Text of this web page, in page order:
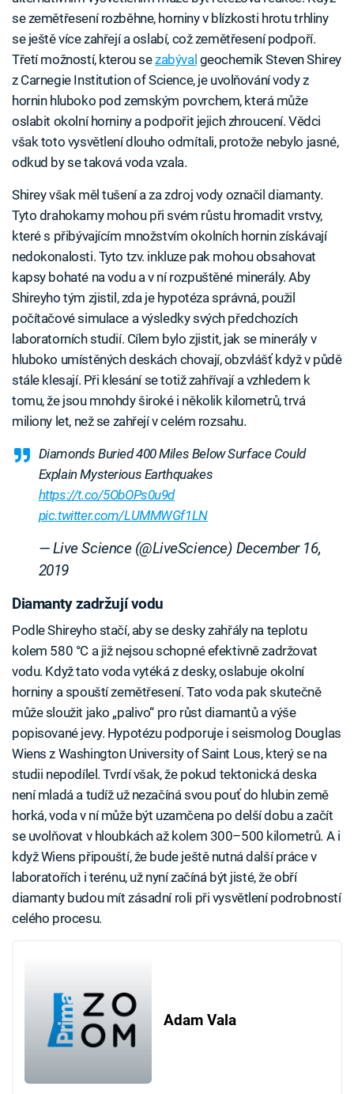
se zemětřesení rozběhne, horniny v blízkosti hrotu trhliny
se ještě více zahřejí a oslabí, což zemětřesení podpoří.
Třetí možností, kterou sezabýval geochemik Steven Shirey
z Carnegie Institution of Science, je uvolňování vody z
hornin hluboko pod zemským povrchem, která může
oslabit okolní horniny a podpořit jejich zhroucení. Vědci
však toto vysvětlení dlouho odmítali, protože nebylo jasné,
odkud by se taková voda vzala.
Shirey však měl tušení a za zdroj vody označil diamanty.
Tyto drahokamy mohou při svém růstu hromadit vrstvy,
které s přibývajícím množstvím okolních hornin získávají
nedokonalosti. Tyto tzv. inkluze pak mohou obsahovat
kapsy bohaté na vodu a v ní rozpuštěné minerály. Aby
Shireyho tým zjistil, zda je hypotéza správná, použil
počítačové simulace a výsledky svých předchozích
laboratorních studií. Cílem bylo zjistit, jak se minerály v
hluboko umístěných deskách chovají, obzvlášť když v půdě
stále klesají. Při klesání se totiž zahřívají a vzhledem k
tomu, že jsou mnohdy široké i několik kilometrů, trvá
miliony let, než se zahřejí v celém rozsahu.
Diamonds Buried 400 Miles Below Surface Could
Explain Mysterious Earthquakes
https://t.co/5ObOPs0u9d
pic.twitter.com/LUMMWGf1LN
— Live Science (@LiveScience) December 16,
2019
Diamanty zadržují vodu
Podle Shireyho stačí, aby se desky zahřály na teplotu
kolem 580 °C a již nejsou schopné efektivně zadržovat
vodu. Když tato voda vytéká z desky, oslabuje okolní
horniny a spouští zemětřesení. Tato voda pak skutečně
může sloužit jako „palivo“ pro růst diamantů a výše
popisované jevy. Hypotézu podporuje i seismolog Douglas
Wiens z Washington University of Saint Lous, který se na
studii nepodílel. Tvrdí však, že pokud tektonická deska
není mladá a tudíž už nezačíná svou pouť do hlubin země
horká, voda v ní může být uzamčena po delší dobu a začít
se uvolňovat v hloubkách až kolem 300–500 kilometrů. A i
když Wiens připouští, že bude ještě nutná další práce v
laboratořích i terénu, už nyní začíná být jisté, že obří
diamanty budou mít zásadní roli při vysvětlení podrobností
celého procesu.
Adam Vala